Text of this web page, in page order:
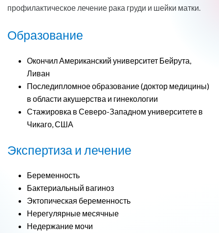
профилактическое лечение рака груди и шейки матки.
Образование
Окончил Американский университет Бейрута,
Ливан
Последипломное образование (доктор медицины)
в области акушерства и гинекологии
Стажировка в Северо-Западном университете в
Чикаго, США
Экспертиза и лечение
Беременность
Бактериальный вагиноз
Эктопическая беременность
Нерегулярные месячные
Недержание мочи